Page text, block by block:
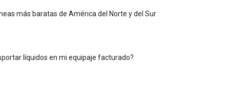
más baratas de América del Norte y del Sur
líquidos en mi equipaje facturado?